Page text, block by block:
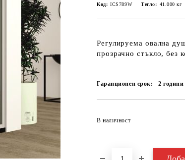
Код: ICS789W Тегло: 41.000 кг
Регулируема овална
прозрачно стъкло, без
Гаранционен срок: 2години
В наличност